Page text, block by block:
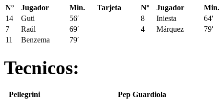
Nº Jugador Min. Tarjeta Nº Jugador
Min.
14
Guti 56′ 8 Iniesta
64′
7
Raúl 69′ 4 Márquez
79′
11
Benzema 79′
Tecnicos:
Pellegrini Pep Guardiola